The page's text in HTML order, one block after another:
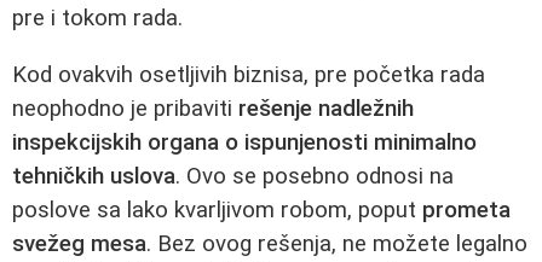
pre i tokom rada.
Kod ovakvih osetljivih biznisa, pre početka rada
neophodno je pribaviti rešenje nadležnih
inspekcijskih organa o ispunjenosti minimalno
tehničkih uslova. Ovo se posebno odnosi na
poslove sa lako kvarljivom robom, poput prometa
svežeg mesa. Bez ovog rešenja, ne možete legalno